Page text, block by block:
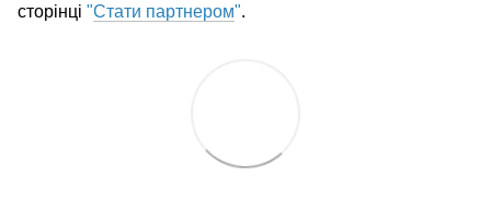
сторінці "Стати партнером".